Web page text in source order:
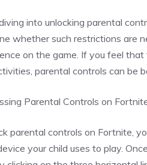
into unlocking parental
whether such restrictions are
on the game. If you feel
parental controls can be
Parental Controls on
parental controls on Fortnite,
your child uses to play.